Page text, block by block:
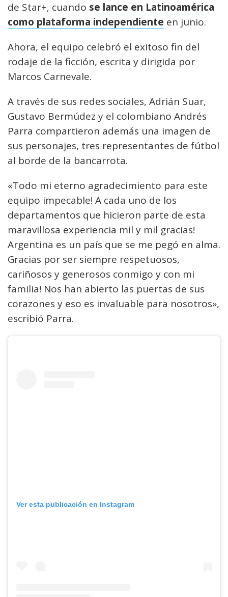
de Star+, cuando se lance en Latinoamérica
como plataforma independiente en junio.
Ahora, el equipo celebró el exitoso fin del
rodaje de la ficción, escrita y dirigida por
Marcos Carnevale.
A través de sus redes sociales, Adrián Suar,
Gustavo Bermúdez y el colombiano Andrés
Parra compartieron además una imagen de
sus personajes, tres representantes de fútbol
al borde de la bancarrota.
«Todo mi eterno agradecimiento para este
equipo impecable! A cada uno de los
departamentos que hicieron parte de esta
maravillosa experiencia mil y mil gracias!
Argentina es un país que se me pegó en alma.
Gracias por ser siempre respetuosos,
cariñosos y generosos conmigo y con mi
familia! Nos han abierto las puertas de sus
corazones y eso es invaluable para nosotros»,
escribió Parra.
Ver esta publicación en Instagram